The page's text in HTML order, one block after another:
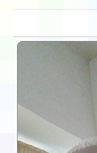
第3次
告(不
檢送
賽實施
本市「
程安排
「桃
展演
請一案